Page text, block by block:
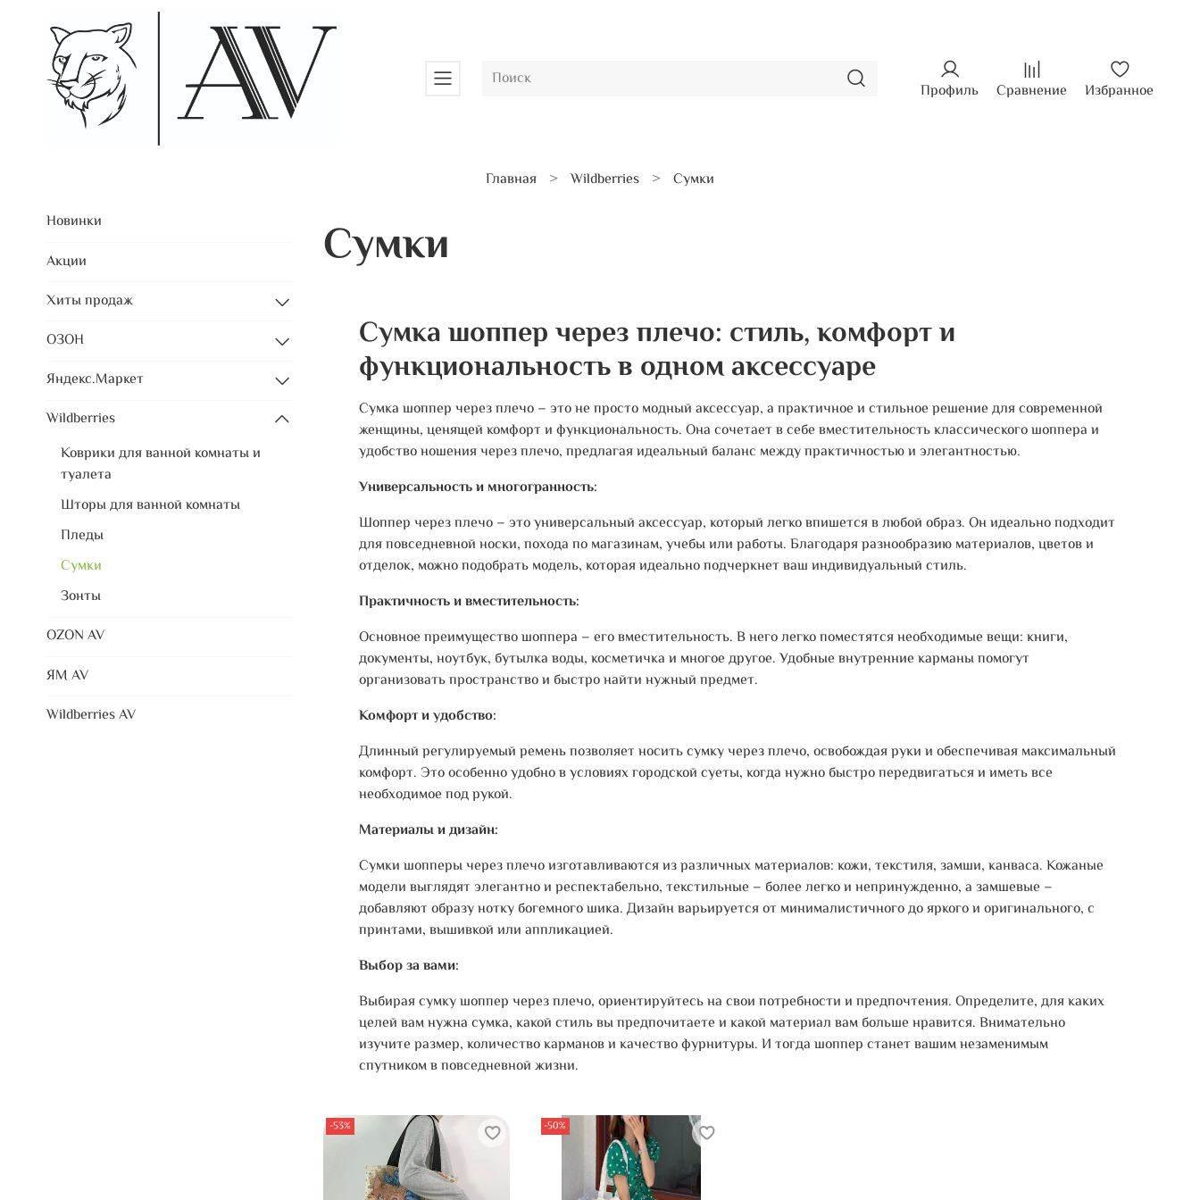
Профиль Сравнение Избранное
Главная Wildberries Сумки
Сумки
Сумка шоппер через плечо: стиль, комфорт и
функциональность в одном аксессуаре
Сумка шоппер через плечо – это не просто модный аксессуар, а практичное и стильное решение для современной
женщины, ценящей комфорт и функциональность. Она сочетает в себе вместительность классического шоппера и
удобство ношения через плечо, предлагая идеальный баланс между практичностью и элегантностью.
Универсальность и многогранность:
Шоппер через плечо – это универсальный аксессуар, который легко впишется в любой образ. Он идеально подходит
для повседневной носки, похода по магазинам, учебы или работы. Благодаря разнообразию материалов, цветов и
отделок, можно подобрать модель, которая идеально подчеркнет ваш индивидуальный стиль.
Практичность и вместительность:
Основное преимущество шоппера – его вместительность. В него легко поместятся необходимые вещи: книги,
документы, ноутбук, бутылка воды, косметичка и многое другое. Удобные внутренние карманы помогут
организовать пространство и быстро найти нужный предмет.
Комфорт и удобство:
Длинный регулируемый ремень позволяет носить сумку через плечо, освобождая руки и обеспечивая максимальный
комфорт. Это особенно удобно в условиях городской суеты, когда нужно быстро передвигаться и иметь все
необходимое под рукой.
Материалы и дизайн:
Сумки шопперы через плечо изготавливаются из различных материалов: кожи, текстиля, замши, канваса. Кожаные
модели выглядят элегантно и респектабельно, текстильные – более легко и непринужденно, а замшевые –
добавляют образу нотку богемного шика. Дизайн варьируется от минималистичного до яркого и оригинального, с
принтами, вышивкой или аппликацией.
Выбор за вами:
Выбирая сумку шоппер через плечо, ориентируйтесь на свои потребности и предпочтения. Определите, для каких
целей вам нужна сумка, какой стиль вы предпочитаете и какой материал вам больше нравится. Внимательно
изучите размер, количество карманов и качество фурнитуры. И тогда шоппер станет вашим незаменимым
спутником в повседневной жизни.
-53% -50%
Новинки
Акции
Хиты продаж
ОЗОН
Яндекс.Маркет
Wildberries
Коврики для ванной комнаты и
туалета
Шторы для ванной комнаты
Пледы
Сумки
Зонты
OZON AV
ЯМ AV
Wildberries AV